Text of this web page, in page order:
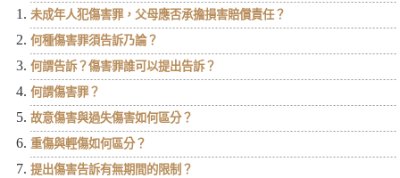
未成年人犯傷害罪，父母應否承擔損害賠償責任？
何種傷害罪須告訴乃論？
何謂告訴？傷害罪誰可以提出告訴？
何謂傷害罪？
故意傷害與過失傷害如何區分？
重傷與輕傷如何區分？
提出傷害告訴有無期間的限制？